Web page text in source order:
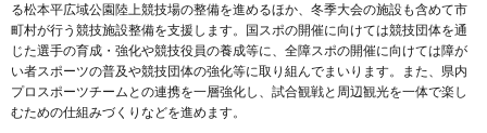
る松本平広域公園陸上競技場の整備を進めるほか、冬季大会の施設も含めて市
町村が行う競技施設整備を支援します。国スポの開催に向けては競技団体を通
じた選手の育成・強化や競技役員の養成等に、全障スポの開催に向けては障が
い者スポーツの普及や競技団体の強化等に取り組んでまいります。また、県内
プロスポーツチームとの連携を一層強化し、試合観戦と周辺観光を一体で楽し
むための仕組みづくりなどを進めます。